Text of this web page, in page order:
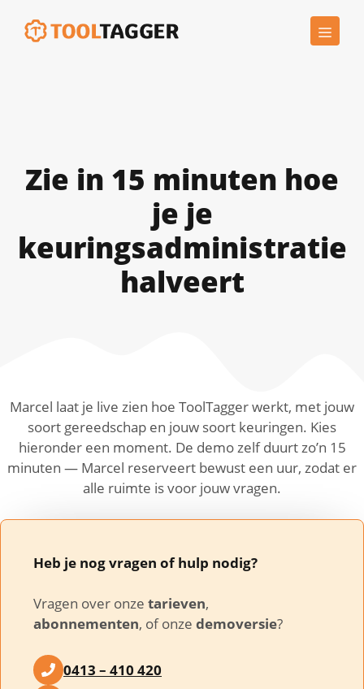
naar
Zie in 15 minuten hoe
je je
keuringsadministratie
halveert
Marcel laat je live zien hoe ToolTagger werkt, met jouw
soort gereedschap en jouw soort keuringen. Kies
hieronder een moment. De demo zelf duurt zo’n 15
minuten — Marcel reserveert bewust een uur, zodat er
alle ruimte is voor jouw vragen.
Heb je nog vragen of hulp nodig?
Vragen over onze tarieven,
abonnementen, of onze demoversie?
0413 – 410 420